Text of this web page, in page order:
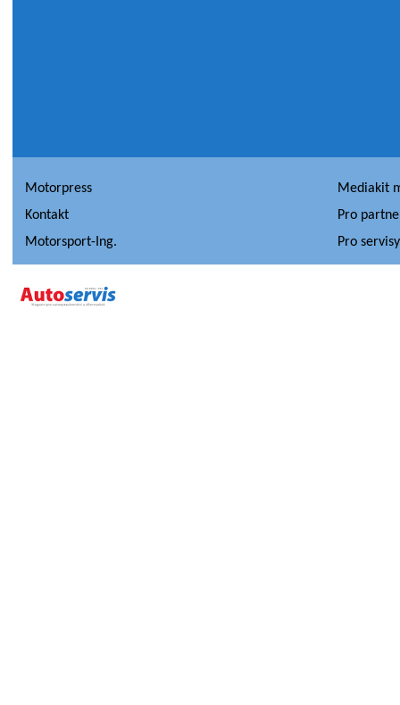
Motorpress
Mediakit
Kontakt
Pro
Motorsport-Ing.
Pro servisy